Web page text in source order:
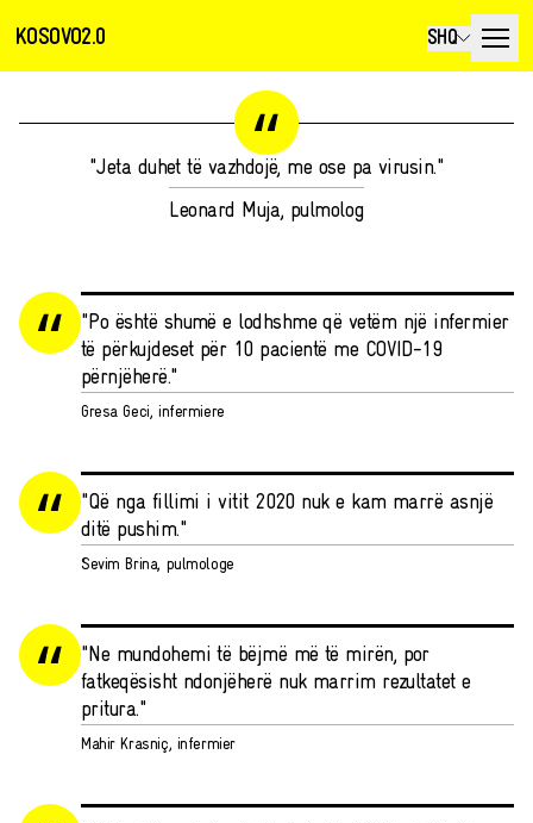
KOSOVO2.0 SHQ
"Jeta duhet të vazhdojë, me ose pa virusin."
Leonard Muja, pulmolog
"Po është shumë e lodhshme që vetëm një infermier
të përkujdeset për 10 pacientë me COVID-19
përnjëherë."
Gresa Geci, infermiere
"Që nga fillimi i vitit 2020 nuk e kam marrë asnjë
ditë pushim."
Sevim Brina, pulmologe
"Ne mundohemi të bëjmë më të mirën, por
fatkeqësisht ndonjëherë nuk marrim rezultatet e
pritura."
Mahir Krasniç, infermier